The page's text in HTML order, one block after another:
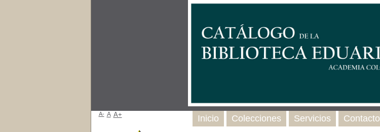
Inicio Colecciones Servicios Contacto
A- A A+